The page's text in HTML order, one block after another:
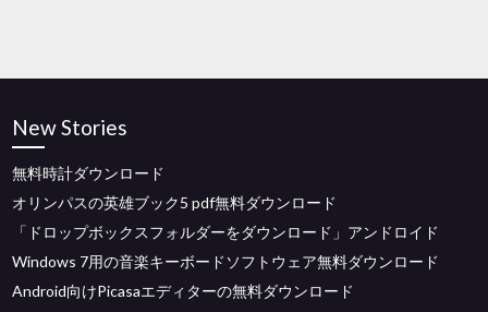
New Stories
無料時計ダウンロード
オリンパスの英雄ブック5 pdf無料ダウンロード
「ドロップボックスフォルダーをダウンロード」アンドロイド
Windows 7用の音楽キーボードソフトウェア無料ダウンロード
Android向けPicasaエディターの無料ダウンロード